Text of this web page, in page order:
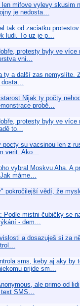
mifove vylevy skusim
je nedosta…
tak od zaciatku
ludi. To uz je p…
protesty byly ve více
vni…
ty a další zas nemyslíte.
Nijak ty počty
probě…
protesty byly ve více
to…
pocty su vacsinou len z
verit. Ako…
vybral Moskvu Aha. A
máme…
pokročilejší vědí, že
Podle mistni čubičky se
- dem…
a dosazuješ si za
sms, keby aj aky by
prijde sm…
ale primo od
SMS…